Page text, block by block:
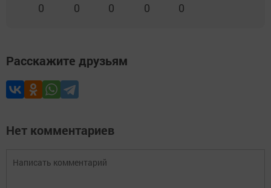
0 0 0 0 0
Расскажите друзьям
Нет комментариев